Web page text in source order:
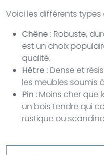
Voici les différents types
Chêne : Robuste,
est un choix
qualité.
Hêtre : Dense et
les meubles soumis
Pin : Moins cher que
un bois tendre qui
rustique ou